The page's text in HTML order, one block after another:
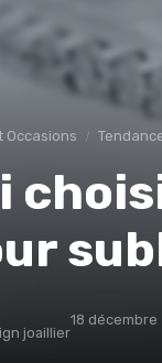
Occasions
joaillier
18 décembre